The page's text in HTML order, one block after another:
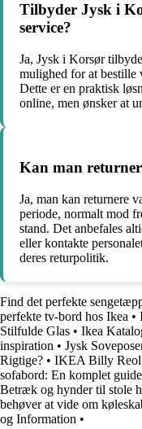
Tilbyder Jysk i
service?
Ja, Jysk i Korsør
mulighed for at bestille
Dette er en praktisk
online, men ønsker at
Kan man
Ja, man kan returnere
periode, normalt mod
stand. Det anbefales
eller kontakte
deres returpolitik.
Find det perfekte
perfekte tv-bord hos Ikea •
Stilfulde Glas • Ikea
inspiration • Jysk
Rigtige? • IKEA Billy Reol
sofabord: En komplet
Betræk og hynder til stole
behøver at vide om
og Information •